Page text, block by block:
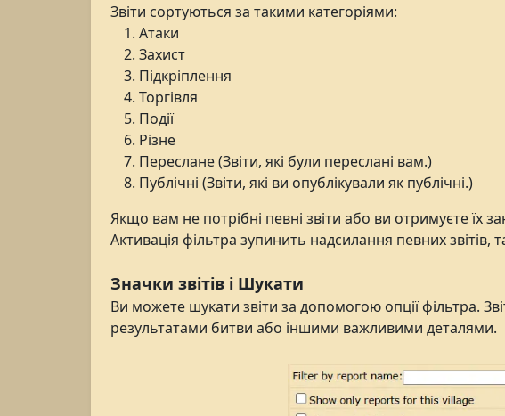
Звіти сортуються за такими категоріями:
Атаки
Захист
Підкріплення
Торгівля
Події
Різне
Переслане (Звіти, які були переслані вам.)
Публічні (Звіти, які ви опублікували як публічні.)
Якщо вам не потрібні певні звіти або ви отримуєте їх
Активація фільтра зупинить надсилання певних
Значки звітів і Шукати
Ви можете шукати звіти за допомогою опції фільтра.
результатами битви або іншими важливими деталями.